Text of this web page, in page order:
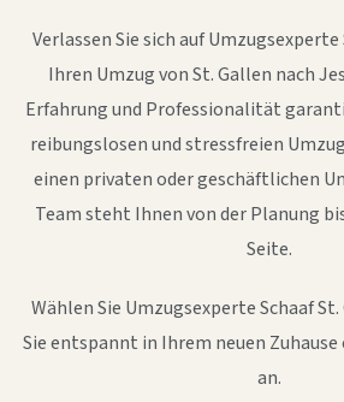
Verlassen Sie sich auf
Ihren Umzug von St. Gallen nach
Erfahrung und Professionalität
reibungslosen und stressfreien
einen privaten oder geschäftlichen
Team steht Ihnen von der Planung
Seite.
Wählen Sie Umzugsexperte Schaaf
Sie entspannt in Ihrem neuen Zuhause
an.